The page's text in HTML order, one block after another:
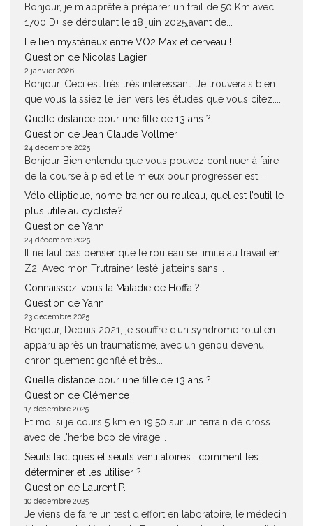
Bonjour, je m'apprête à préparer un trail de 50 Km avec
1700 D+ se déroulant le 18 juin 2025,avant de...
Le lien mystérieux entre VO2 Max et cerveau !
Question de Nicolas Lagier
2 janvier 2026
Bonjour. Ceci est très très intéressant. Je trouverais bien
que vous laissiez le lien vers les études que vous citez....
Quelle distance pour une fille de 13 ans ?
Question de Jean Claude Vollmer
24 décembre 2025
Bonjour Bien entendu que vous pouvez continuer à faire
de la course à pied et le mieux pour progresser est...
Vélo elliptique, home-trainer ou rouleau, quel est l’outil le
plus utile au cycliste ?
Question de Yann
24 décembre 2025
Il ne faut pas penser que le rouleau se limite au travail en
Z2. Avec mon Trutrainer lesté, j’atteins sans...
Connaissez-vous la Maladie de Hoffa ?
Question de Yann
23 décembre 2025
Bonjour, Depuis 2021, je souffre d’un syndrome rotulien
apparu après un traumatisme, avec un genou devenu
chroniquement gonflé et très...
Quelle distance pour une fille de 13 ans ?
Question de Clémence
17 décembre 2025
Et moi si je cours 5 km en 19.50 sur un terrain de cross
avec de l'herbe bcp de virage...
Seuils lactiques et seuils ventilatoires : comment les
déterminer et les utiliser ?
Question de Laurent P.
10 décembre 2025
Je viens de faire un test d'effort en laboratoire, le médecin